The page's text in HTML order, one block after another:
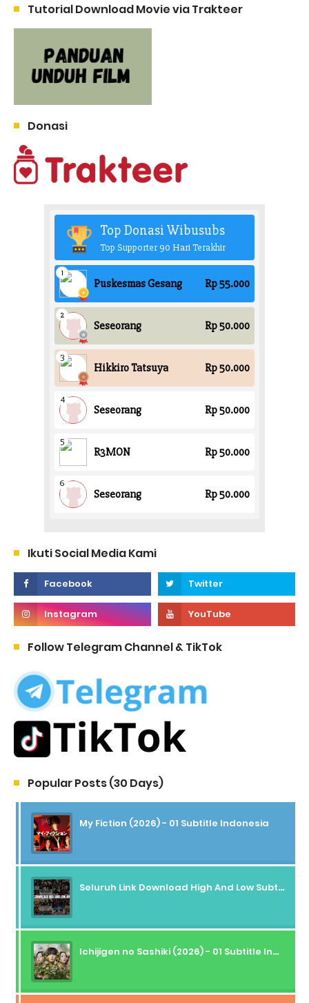
Tutorial Download Movie via Trakteer
Donasi
Ikuti Social Media Kami
Follow Telegram Channel & TikTok
Popular Posts (30 Days)
My Fiction (2026) - 01 Subtitle Indonesia
Seluruh Link Download High And Low Subtitle Indonesia
Ichijigen no Sashiki (2026) - 01 Subtitle Indonesia